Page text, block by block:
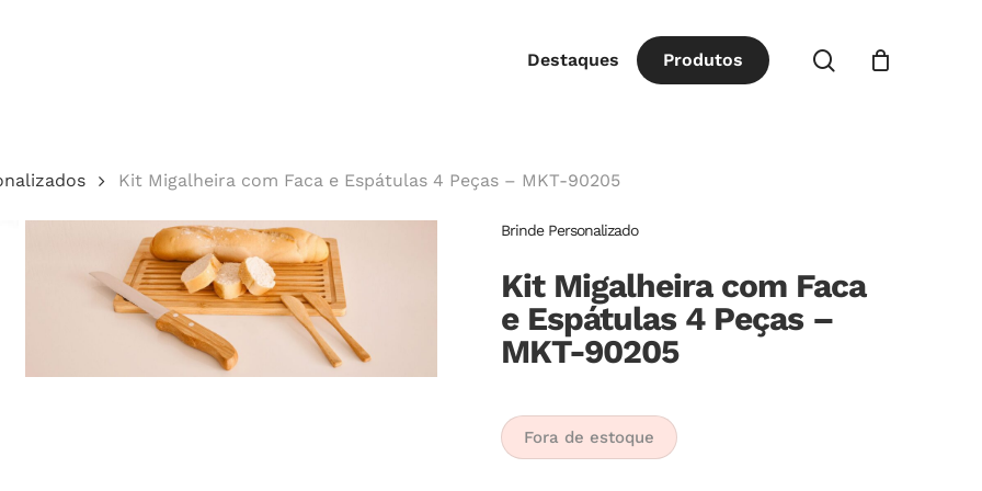
Destaques Produtos procurar
Kit Migalheira com Faca e Espátulas 4 Peças – MKT-90205
Brinde Personalizado
Kit Migalheira com Faca
e Espátulas 4 Peças –
MKT-90205
Fora de estoque